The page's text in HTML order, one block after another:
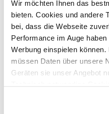
Wir möchten Ihnen das
bieten. Cookies und andere
bei, dass die Webseite
Performance im Auge
Werbung einspielen
müssen Daten über unsere
Geräten sie unser Angebot
werden, werden bei der
Schneller DHL Versand:
Kostenfreie Rücksendung
Kostenlose Filiallieferung